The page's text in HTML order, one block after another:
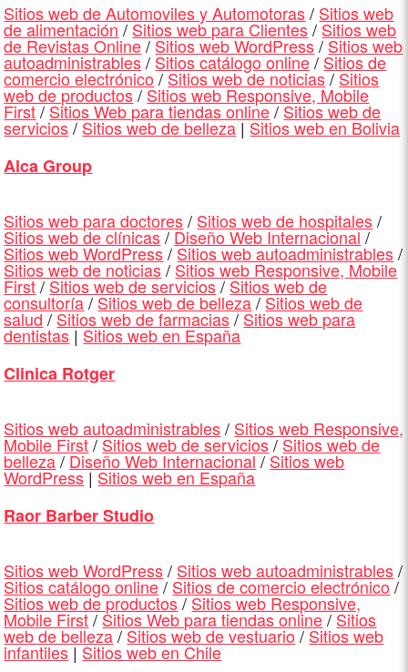
Sitios web de Automoviles y Automotoras/ Sitios web
de alimentación/Sitios web para Clientes/Sitios web
de Revistas Online/Sitios web WordPress/Sitios web
autoadministrables/Sitios catálogo online/ Sitios de
comercio electrónico/Sitios web de noticias/Sitios
web de productos/Sitios web Responsive, Mobile
First/Sitios Web para tiendas online/Sitios web de
servicios/Sitios web de belleza|Sitios web en Bolivia
Alca Group
Sitios web para doctores/ Sitios web de hospitales/
Sitios web de clínicas/Diseño Web Internacional/
Sitios web WordPress/Sitios web autoadministrables/
Sitios web de noticias/ Sitios web Responsive, Mobile
First/Sitios web de servicios/Sitios web de
consultoría/Sitios web de belleza/Sitios web de
salud/Sitios web de farmacias/Sitios web para
dentistas|Sitios web en España
Clinica Rotger
Sitios web autoadministrables/ Sitios web Responsive,
Mobile First/Sitios web de servicios/Sitios web de
belleza/Diseño Web Internacional/Sitios web
WordPress|Sitios web en España
Raor Barber Studio
Sitios web WordPress/ Sitios web autoadministrables/
Sitios catálogo online/ Sitios de comercio electrónico/
Sitios web de productos/Sitios web Responsive,
Mobile First/Sitios Web para tiendas online/Sitios
web de belleza/Sitios web de vestuario/Sitios web
infantiles|Sitios web en Chile